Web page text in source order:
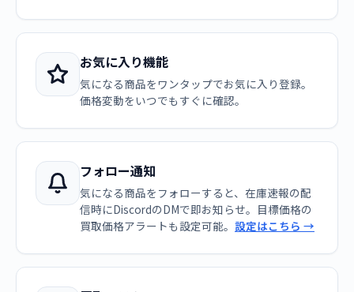
お気に入り機能
気になる商品をワンタップでお気に入り登録。
価格変動をいつでもすぐに確認。
フォロー通知
気になる商品をフォローすると、在庫速報の配
信時にDiscordのDMで即お知らせ。目標価格の
買取価格アラートも設定可能。 設定はこちら →